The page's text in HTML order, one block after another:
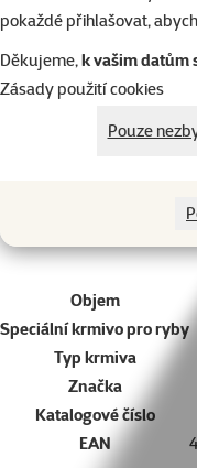
pokaždé přihlašovat,
Děkujeme,k vašim datům
Zásady použití cookies
Pouze
Kompletní vločkové
Obsahuje 40 pečlivě
kostry a napomáhá růstu.
Krmný návod: krmte
Složení: ryby a vedlejší
Jakostní znaky: proteiny
Objem
Speciální krmivo pro ryby
Typ krmiva
Značka
Katalogové číslo
EAN